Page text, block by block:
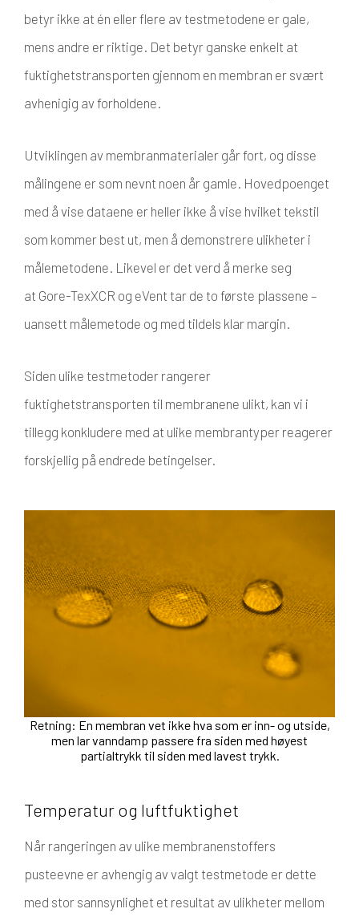
betyr ikke at én eller flere av testmetodene er gale,
mens andre er riktige. Det betyr ganske enkelt at
fuktighetstransporten gjennom en membran er svært
avhenigig av forholdene.
Utviklingen av membranmaterialer går fort, og disse
målingene er som nevnt noen år gamle. Hovedpoenget
med å vise dataene er heller ikke å vise hvilket tekstil
som kommer best ut, men å demonstrere ulikheter i
målemetodene. Likevel er det verd å merke seg
at Gore-TexXCR og eVent tar de to første plassene –
uansett målemetode og med tildels klar margin.
Siden ulike testmetoder rangerer
fuktighetstransporten til membranene ulikt, kan vi i
tillegg konkludere med at ulike membrantyper reagerer
forskjellig på endrede betingelser.
Retning: En membran vet ikke hva som er inn- og utside,
men lar vanndamp passere fra siden med høyest
partialtrykk til siden med lavest trykk.
Temperatur og luftfuktighet
Når rangeringen av ulike membranenstoffers
pusteevne er avhengig av valgt testmetode er dette
med stor sannsynlighet et resultat av ulikheter mellom